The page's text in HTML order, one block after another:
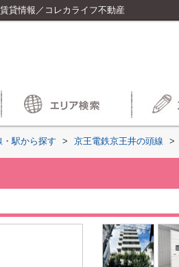
貸情報／コレカライフ不動産
・駅から探す > 京王電鉄京王井の頭線 >